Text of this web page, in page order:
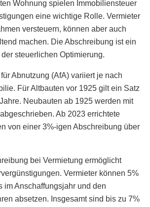
Wohnung spielen Immobiliensteuer
eine wichtige Rolle. Vermieter
versteuern, können aber auch
machen. Die Abschreibung ist ein
steuerlichen Optimierung.
Abnutzung (AfA) variiert je nach
Für Altbauten vor 1925 gilt ein Satz
Neubauten ab 1925 werden mit
Ab 2023 errichtete
von einer 3%-igen Abschreibung über
bei Vermietung ermöglicht
Vermieter können 5%
im Anschaffungsjahr und den
absetzen. Insgesamt sind bis zu 7%